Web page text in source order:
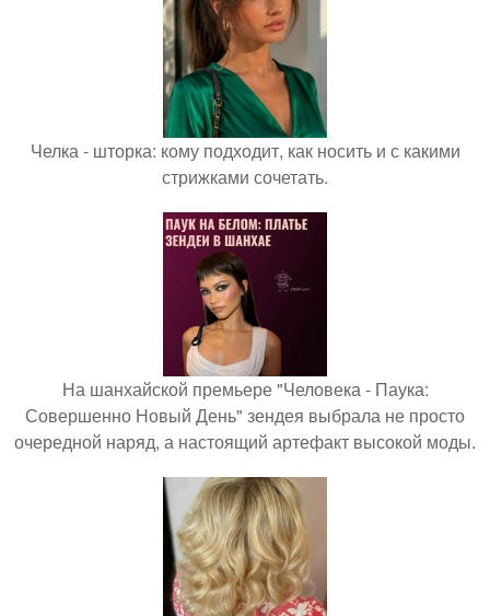
Челка - шторка: кому подходит, как носить и с какими
стрижками сочетать.
На шанхайской премьере "Человека - Паука:
Совершенно Новый День" зендея выбрала не просто
очередной наряд, а настоящий артефакт высокой моды.